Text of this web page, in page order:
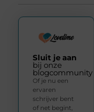
Sluit je aan
bij onze
blogcommunity
Of je nu een
ervaren
schrijver bent
of net begint,